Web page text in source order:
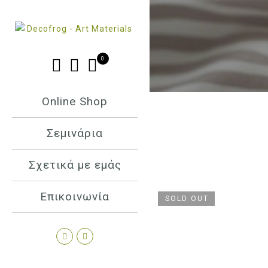
0
Online Shop
Σεμινάρια
Σχετικά με εμάς
Επικοινωνία SOLD OUT